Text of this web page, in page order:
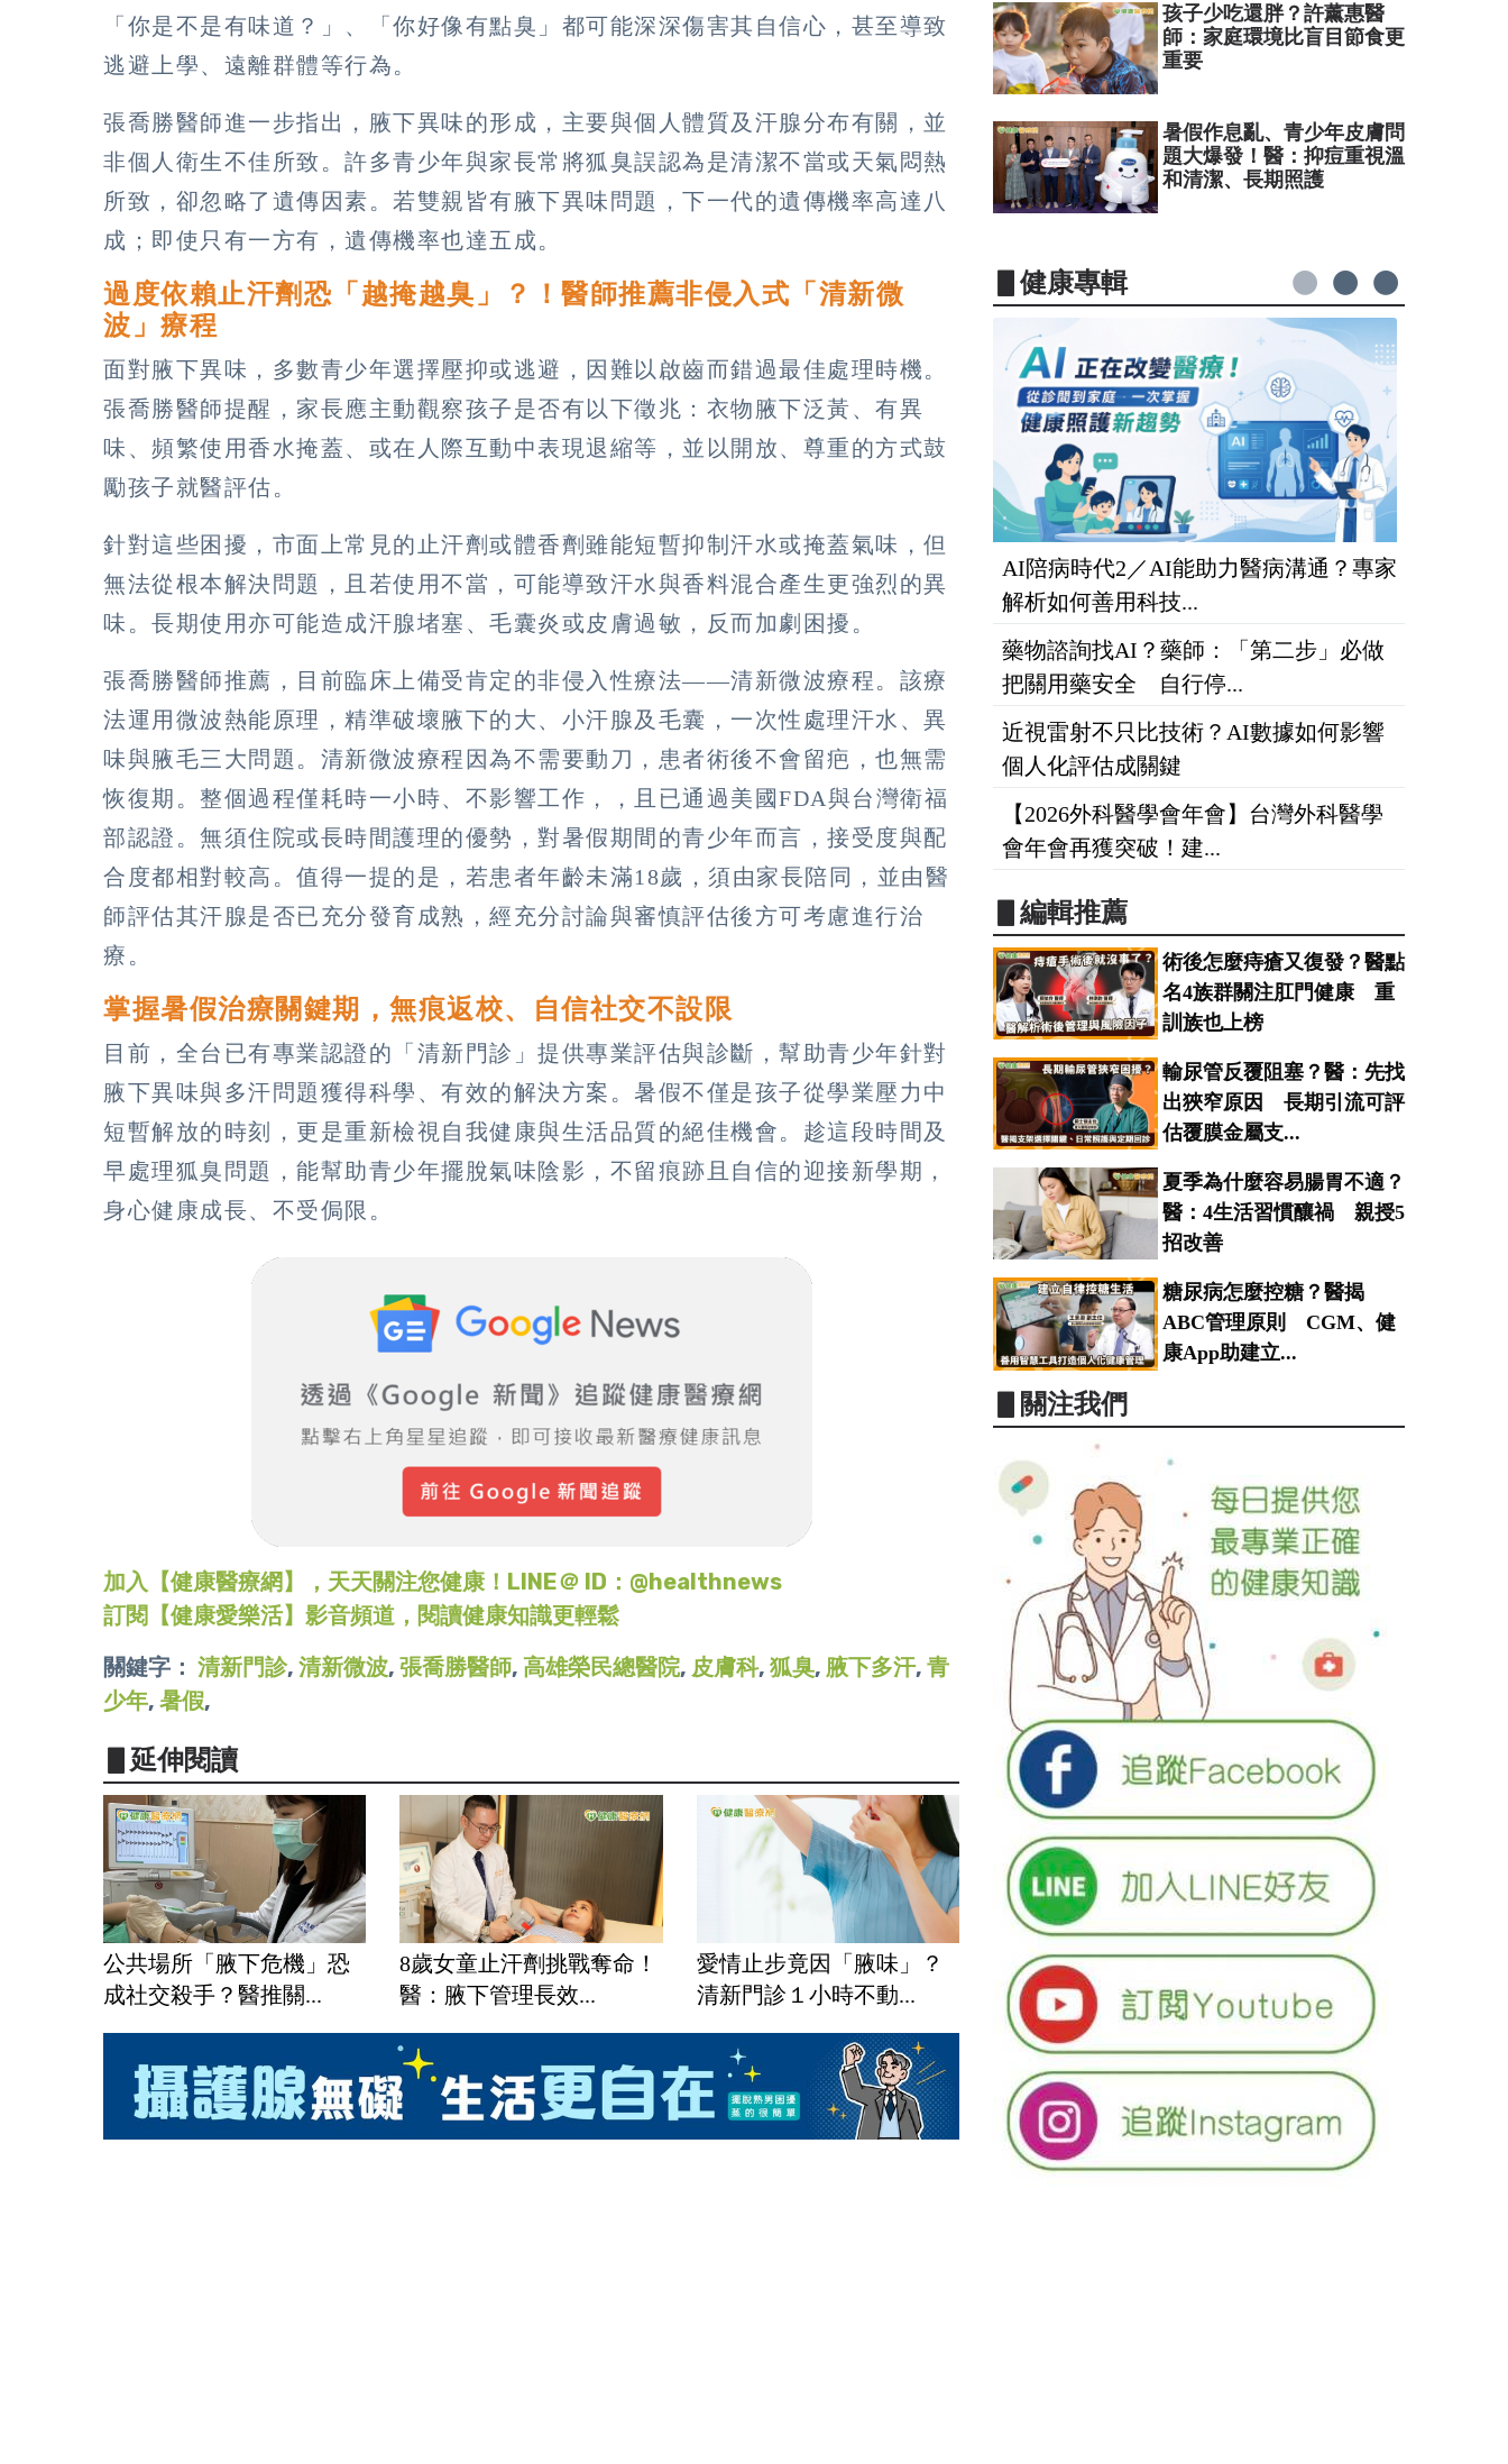
「你是不是有味道？」、「你好像有點臭」都可能深深傷害其自信心，甚至導致
逃避上學、遠離群體等行為。
張喬勝醫師進一步指出，腋下異味的形成，主要與個人體質及汗腺分布有關，並
非個人衛生不佳所致。許多青少年與家長常將狐臭誤認為是清潔不當或天氣悶熱
所致，卻忽略了遺傳因素。若雙親皆有腋下異味問題，下一代的遺傳機率高達八
成；即使只有一方有，遺傳機率也達五成。
過度依賴止汗劑恐「越掩越臭」？！醫師推薦非侵入式「清新微
波」療程
面對腋下異味，多數青少年選擇壓抑或逃避，因難以啟齒而錯過最佳處理時機。
張喬勝醫師提醒，家長應主動觀察孩子是否有以下徵兆：衣物腋下泛黃、有異
味、頻繁使用香水掩蓋、或在人際互動中表現退縮等，並以開放、尊重的方式鼓
勵孩子就醫評估。
針對這些困擾，市面上常見的止汗劑或體香劑雖能短暫抑制汗水或掩蓋氣味，但
無法從根本解決問題，且若使用不當，可能導致汗水與香料混合產生更強烈的異
味。長期使用亦可能造成汗腺堵塞、毛囊炎或皮膚過敏，反而加劇困擾。
張喬勝醫師推薦，目前臨床上備受肯定的非侵入性療法——清新微波療程。該療
法運用微波熱能原理，精準破壞腋下的大、小汗腺及毛囊，一次性處理汗水、異
味與腋毛三大問題。清新微波療程因為不需要動刀，患者術後不會留疤，也無需
恢復期。整個過程僅耗時一小時、不影響工作，，且已通過美國FDA與台灣衛福
部認證。無須住院或長時間護理的優勢，對暑假期間的青少年而言，接受度與配
合度都相對較高。值得一提的是，若患者年齡未滿18歲，須由家長陪同，並由醫
師評估其汗腺是否已充分發育成熟，經充分討論與審慎評估後方可考慮進行治
療。
掌握暑假治療關鍵期，無痕返校、自信社交不設限
目前，全台已有專業認證的「清新門診」提供專業評估與診斷，幫助青少年針對
腋下異味與多汗問題獲得科學、有效的解決方案。暑假不僅是孩子從學業壓力中
短暫解放的時刻，更是重新檢視自我健康與生活品質的絕佳機會。趁這段時間及
早處理狐臭問題，能幫助青少年擺脫氣味陰影，不留痕跡且自信的迎接新學期，
身心健康成長、不受侷限。
加入【健康醫療網】，天天關注您健康！LINE＠ ID：@healthnews
訂閱【健康愛樂活】影音頻道，閱讀健康知識更輕鬆
關鍵字： 清新門診, 清新微波, 張喬勝醫師, 高雄榮民總醫院, 皮膚科, 狐臭, 腋下多汗, 青
少年, 暑假,
▋延伸閱讀
公共場所「腋下危機」恐
成社交殺手？醫推關...
8歲女童止汗劑挑戰奪命！
醫：腋下管理長效...
愛情止步竟因「腋味」？
清新門診１小時不動...
孩子少吃還胖？許薰惠醫
師：家庭環境比盲目節食更
重要
暑假作息亂、青少年皮膚問
題大爆發！醫：抑痘重視溫
和清潔、長期照護
▋健康專輯
AI陪病時代2／AI能助力醫病溝通？專家
解析如何善用科技...
藥物諮詢找AI？藥師：「第二步」必做
把關用藥安全 自行停...
近視雷射不只比技術？AI數據如何影響
個人化評估成關鍵
【2026外科醫學會年會】台灣外科醫學
會年會再獲突破！建...
▋編輯推薦
術後怎麼痔瘡又復發？醫點
名4族群關注肛門健康 重
訓族也上榜
輸尿管反覆阻塞？醫：先找
出狹窄原因 長期引流可評
估覆膜金屬支...
夏季為什麼容易腸胃不適？
醫：4生活習慣釀禍 親授5
招改善
糖尿病怎麼控糖？醫揭
ABC管理原則 CGM、健
康App助建立...
▋關注我們